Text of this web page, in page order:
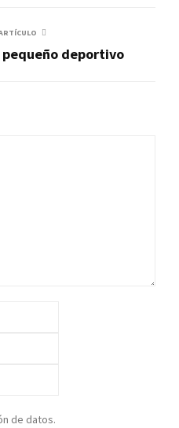
pequeño deportivo
de datos.